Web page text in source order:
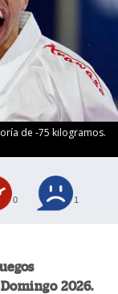
de -75 kilogramos.
0 1
2026.